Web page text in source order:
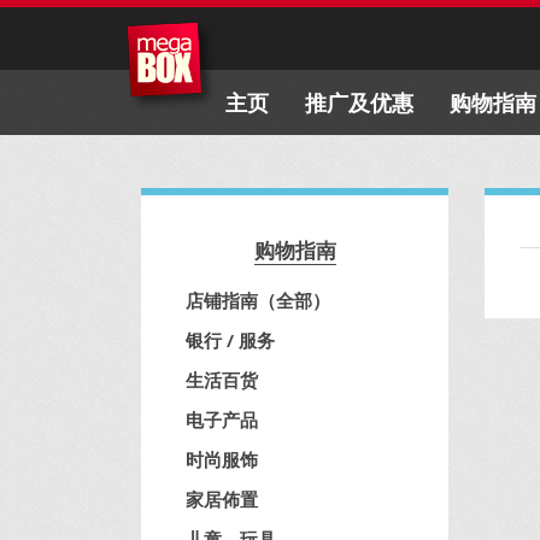
主页 推广及优惠 购物指南
购物指南
店铺指南（全部）
银行 / 服务
生活百货
电子产品
时尚服饰
家居佈置